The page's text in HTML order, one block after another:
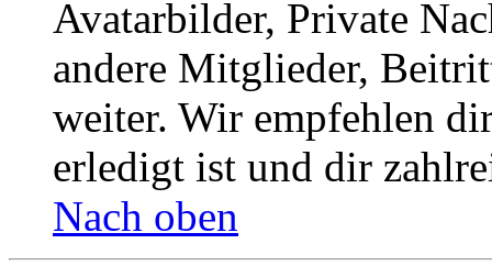
Avatarbilder, Private
andere Mitglieder,
weiter. Wir empfehlen
erledigt ist und dir
Nach oben